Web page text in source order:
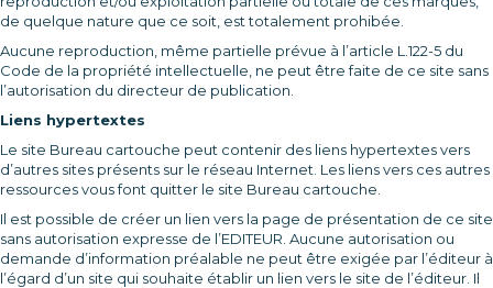
de quelque nature que ce soit, est totalement prohibée.
Aucune reproduction, même partielle prévue à l’article L.122-5 du
Code de la propriété intellectuelle, ne peut être faite de ce site sans
l’autorisation du directeur de publication.
Liens hypertextes
Le site Bureau cartouche peut contenir des liens hypertextes vers
d’autres sites présents sur le réseau Internet. Les liens vers ces autres
ressources vous font quitter le site Bureau cartouche.
Il est possible de créer un lien vers la page de présentation de ce site
sans autorisation expresse de l’EDITEUR. Aucune autorisation ou
demande d’information préalable ne peut être exigée par l’éditeur à
l’égard d’un site qui souhaite établir un lien vers le site de l’éditeur. Il